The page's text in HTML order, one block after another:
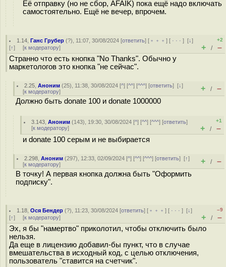
Её отправку (но не сбор, AFAIK) пока ещё надо включать
самостоятельно. Ещё не вечер, впрочем.
1.14 ,Ганс Грубер (?), 11:07, 30/08/2024 [ответить] [ ﹢﹢﹢] [ · · ·][↓]
[↑] [к модератору]
+2
+ / –
Странно что есть кнопка "No Thanks". Обычно у
маркетологов это кнопка "не сейчас".
2.25 ,Аноним (25), 11:38, 30/08/2024 [^] [^^] [^^^] [ответить][↓]
[к модератору] + / –
Должно быть donate 100 и donate 1000000
3.143 ,Аноним (143), 19:30, 30/08/2024 [^] [^^] [^^^] [ответить]
[к модератору]
+1
+ / –
и donate 100 серым и не выбирается
2.298 ,Аноним (297), 12:33, 02/09/2024 [^] [^^] [^^^] [ответить][↑]
[к модератору] + / –
В точку! А первая кнопка должна быть "Оформить
подписку".
1.18 ,Ося Бендер (?), 11:23, 30/08/2024 [ответить] [ ﹢﹢﹢] [ · · ·][↓]
[↑] [к модератору]
–9
+ / –
Эх, я бы "намертво" приколотил, чтобы отключить было
нельзя.
Да еще в лицензию добавил-бы пункт, что в случае
вмешательства в исходный код, с целью отключения,
пользователь "ставится на счетчик".